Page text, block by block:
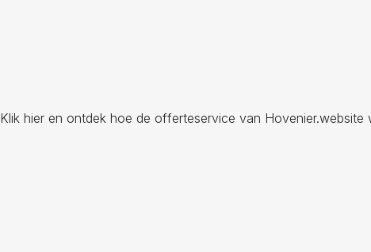
Klik hier en ontdek hoe de offerteservice van Hovenier.website